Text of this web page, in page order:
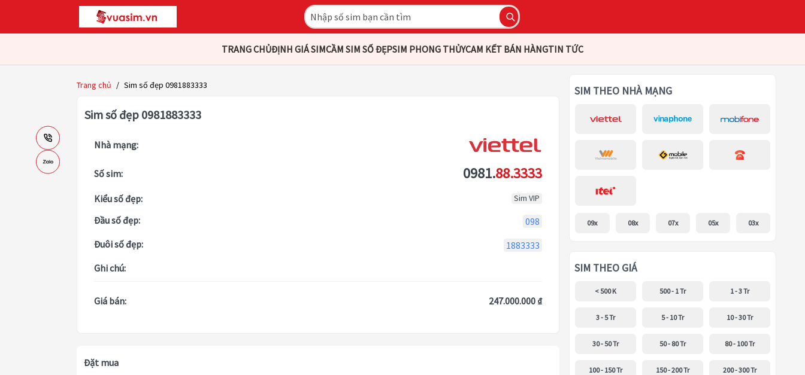
TRANG CHỦĐỊNH GIÁ SIMCẦM SIM SỐ ĐẸPSIM PHONG THỦYCAM KẾT BÁN HÀNGTIN TỨC
Trang chủ / Sim số đẹp 0981883333
Sim số đẹp 0981883333
Nhà mạng:
Số sim: 0981.88.3333
Kiểu số đẹp: Sim VIP
Đầu số đẹp:
098
Đuôi số đẹp:
1883333
Ghi chú:
Giá bán: 247.000.000 ₫
Đặt mua
SIM THEO NHÀ MẠNG
09x 08x 07x 05x 03x
SIM THEO GIÁ
< 500 K 500 - 1 Tr 1 - 3 Tr
3 - 5 Tr 5 - 10 Tr 10 - 30 Tr
30 - 50 Tr 50 - 80 Tr 80 - 100 Tr
100 - 150 Tr 150 - 200 Tr 200 - 300 Tr